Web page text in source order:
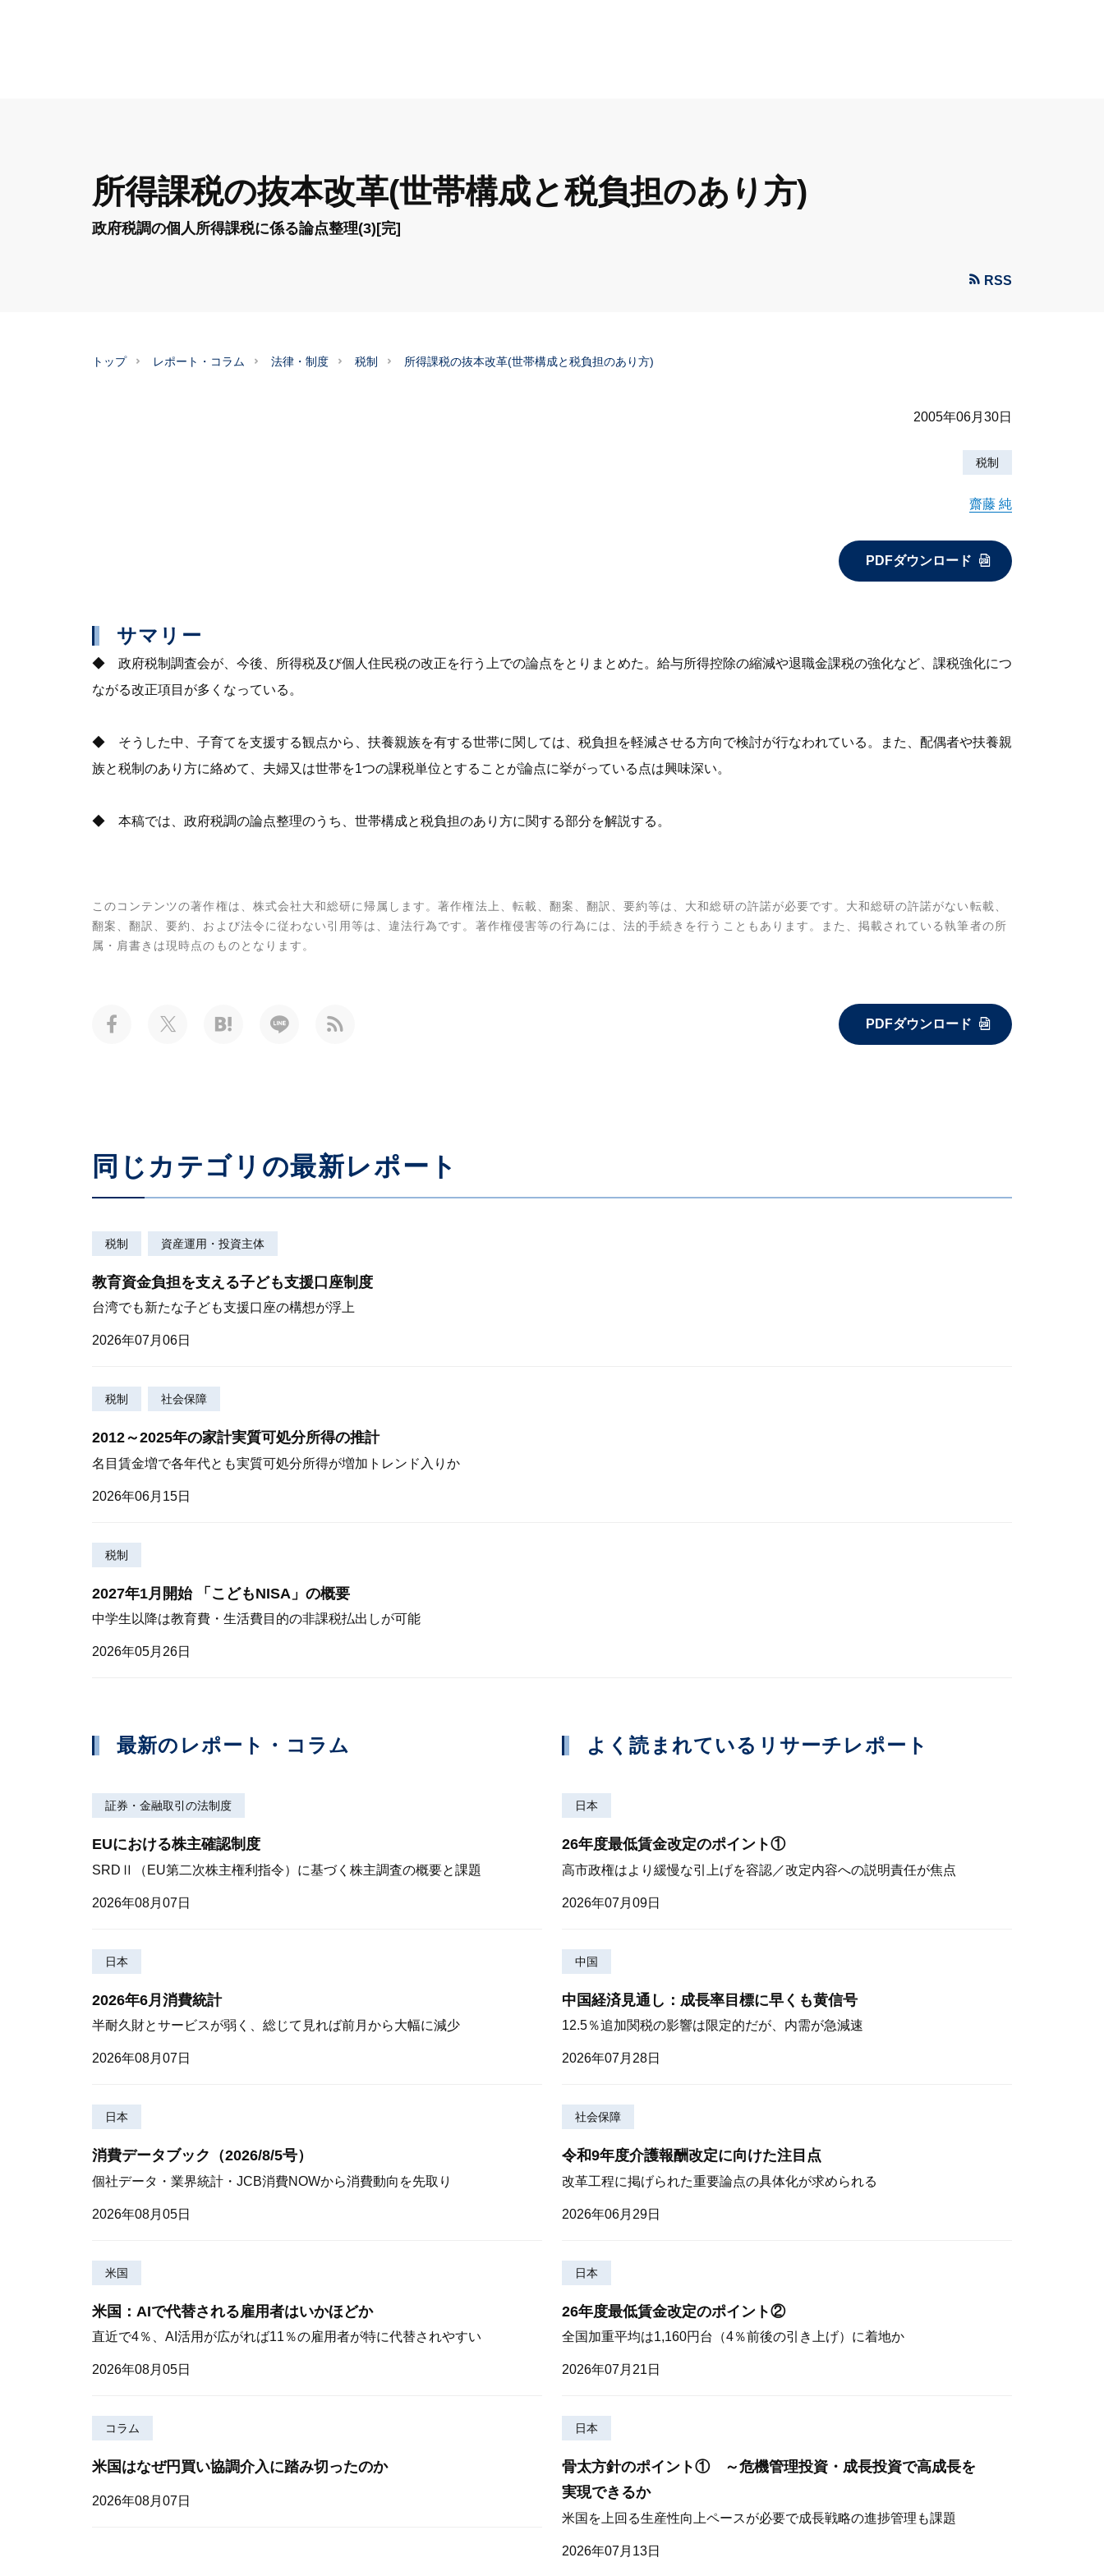
所得課税の抜本改革(世帯構成と税負担のあり方)
政府税調の個人所得課税に係る論点整理(3)[完]
RSS
トップ レポート・コラム 法律・制度 税制 所得課税の抜本改革(世帯構成と税負担のあり方)
2005年06月30日
税制
齋藤 純
PDFダウンロード
サマリー
◆ 政府税制調査会が、今後、所得税及び個人住民税の改正を行う上での論点をとりまとめた。給与所得控除の縮減や退職金課税の強化など、課税強化につ
ながる改正項目が多くなっている。
◆ そうした中、子育てを支援する観点から、扶養親族を有する世帯に関しては、税負担を軽減させる方向で検討が行なわれている。また、配偶者や扶養親
族と税制のあり方に絡めて、夫婦又は世帯を1つの課税単位とすることが論点に挙がっている点は興味深い。
◆ 本稿では、政府税調の論点整理のうち、世帯構成と税負担のあり方に関する部分を解説する。
このコンテンツの著作権は、株式会社大和総研に帰属します。著作権法上、転載、翻案、翻訳、要約等は、大和総研の許諾が必要です。大和総研の許諾がない転載、
翻案、翻訳、要約、および法令に従わない引用等は、違法行為です。著作権侵害等の行為には、法的手続きを行うこともあります。また、掲載されている執筆者の所
属・肩書きは現時点のものとなります。
PDFダウンロード
同じカテゴリの最新レポート
税制 資産運用・投資主体
教育資金負担を支える子ども支援口座制度
台湾でも新たな子ども支援口座の構想が浮上
2026年07月06日
税制 社会保障
2012～2025年の家計実質可処分所得の推計
名目賃金増で各年代とも実質可処分所得が増加トレンド入りか
2026年06月15日
税制
2027年1月開始 「こどもNISA」の概要
中学生以降は教育費・生活費目的の非課税払出しが可能
2026年05月26日
最新のレポート・コラム
証券・金融取引の法制度
EUにおける株主確認制度
SRDⅡ（EU第二次株主権利指令）に基づく株主調査の概要と課題
2026年08月07日
日本
2026年6月消費統計
半耐久財とサービスが弱く、総じて見れば前月から大幅に減少
2026年08月07日
日本
消費データブック（2026/8/5号）
個社データ・業界統計・JCB消費NOWから消費動向を先取り
2026年08月05日
米国
米国：AIで代替される雇用者はいかほどか
直近で4％、AI活用が広がれば11％の雇用者が特に代替されやすい
2026年08月05日
コラム
米国はなぜ円買い協調介入に踏み切ったのか
2026年08月07日
よく読まれているリサーチレポート
日本
26年度最低賃金改定のポイント①
高市政権はより緩慢な引上げを容認／改定内容への説明責任が焦点
2026年07月09日
中国
中国経済見通し：成長率目標に早くも黄信号
12.5％追加関税の影響は限定的だが、内需が急減速
2026年07月28日
社会保障
令和9年度介護報酬改定に向けた注目点
改革工程に掲げられた重要論点の具体化が求められる
2026年06月29日
日本
26年度最低賃金改定のポイント②
全国加重平均は1,160円台（4％前後の引き上げ）に着地か
2026年07月21日
日本
骨太方針のポイント① ～危機管理投資・成長投資で高成長を
実現できるか
米国を上回る生産性向上ペースが必要で成長戦略の進捗管理も課題
2026年07月13日